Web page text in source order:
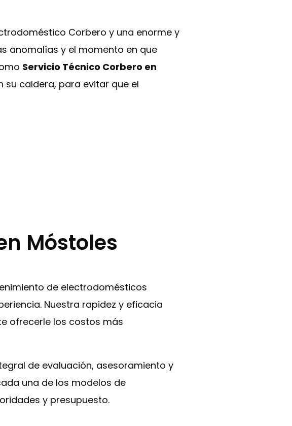
Corbero y una enorme y
anomalías y el momento en que
Servicio Técnico Corbero en
su caldera, para evitar que el
Móstoles
de electrodomésticos
Nuestra rapidez y eficacia
ofrecerle los costos más
de evaluación, asesoramiento y
una de los modelos de
y presupuesto.